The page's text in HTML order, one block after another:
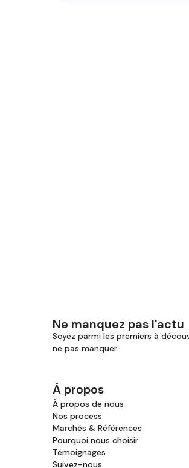
Ne manquez pas l'actu
Soyez parmi les premiers à
ne pas manquer.
À propos
À propos de nous
Nos process
Marchés & Références
Pourquoi nous choisir
Témoignages
Suivez-nous